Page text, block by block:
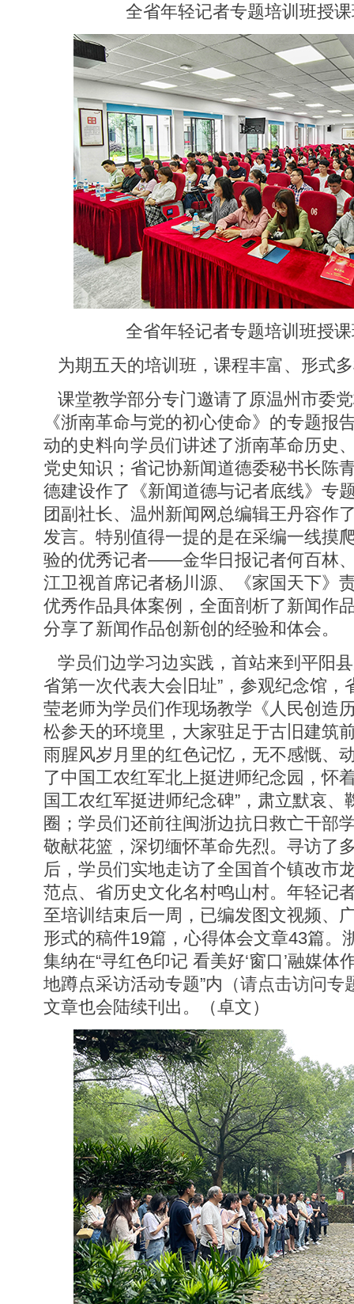
全省年轻记者专题培训班授
全省年轻记者专题培训班授
为期五天的培训班，课程丰富、形式
课堂教学部分专门邀请了原温州市委
《浙南革命与党的初心使命》的专题报
动的史料向学员们讲述了浙南革命历史
党史知识；省记协新闻道德委秘书长陈
德建设作了《新闻道德与记者底线》专
团副社长、温州新闻网总编辑王丹容作
发言。特别值得一提的是在采编一线摸
验的优秀记者——金华日报记者何百林
江卫视首席记者杨川源、《家国天下》
优秀作品具体案例，全面剖析了新闻作
分享了新闻作品创新创的经验和体会。
学员们边学习边实践，首站来到平阳
省第一次代表大会旧址”，参观纪念馆
莹老师为学员们作现场教学《人民创造
松参天的环境里，大家驻足于古旧建筑
雨腥风岁月里的红色记忆，无不感慨、
了中国工农红军北上挺进师纪念园，怀
国工农红军挺进师纪念碑”，肃立默哀
圈；学员们还前往闽浙边抗日救亡干部
敬献花篮，深切缅怀革命先烈。寻访了
后，学员们实地走访了全国首个镇改市
范点、省历史文化名村鸣山村。年轻记
至培训结束后一周，已编发图文视频、
形式的稿件19篇，心得体会文章43篇。
集纳在“寻红色印记 看美好‘窗口’融媒体
地蹲点采访活动专题”内 （请点击访问专
文章也会陆续刊出。（卓文）